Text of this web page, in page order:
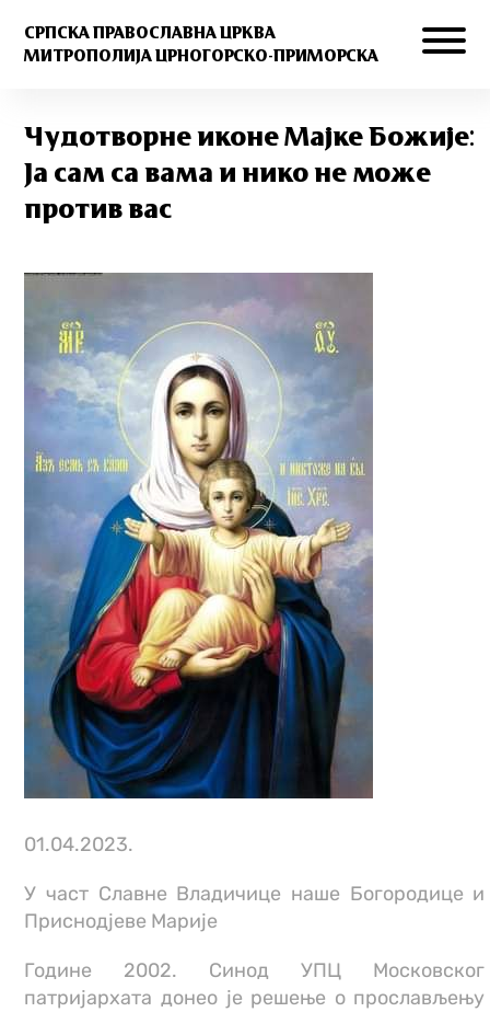
СРПСКА ПРАВОСЛАВНА ЦРКВА
МИТРОПОЛИЈА ЦРНОГОРСКО-ПРИМОРСКА
Чудотворне иконе Мајке Божије:
Ја сам са вама и нико не може
против вас
01.04.2023.
У част Славне Владичице наше Богородице и
Приснодјеве Марије
Године 2002. Синод УПЦ Московског
патријархата донео је решење о прослављeњу